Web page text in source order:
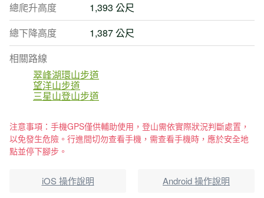
總爬升高度
1,393 公尺
總下降高度
1,387 公尺
相關路線
翠峰湖環山步道
望洋山步道
三星山登山步道
注意事項：手機GPS僅供輔助使用，登山需依實際狀況判斷處置，
以免發生危險。行進間切勿查看手機，需查看手機時，應於安全地
點並停下腳步。
iOS 操作說明 Android 操作說明